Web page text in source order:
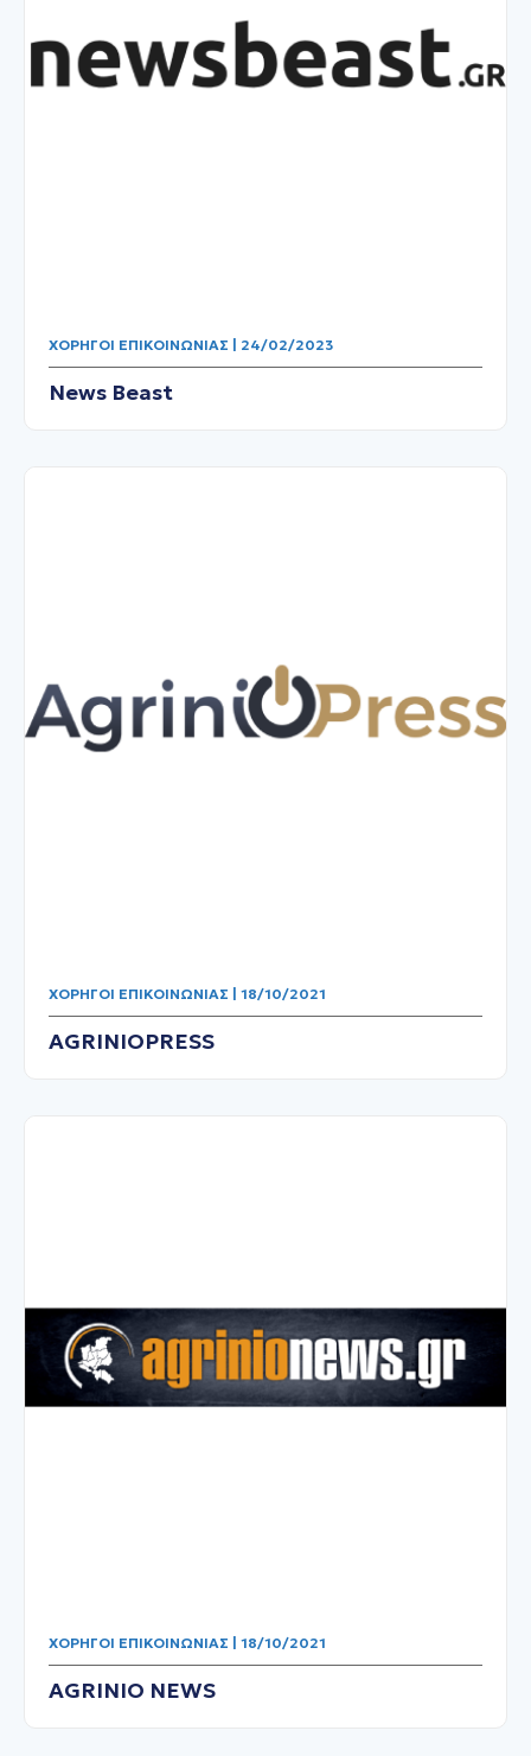
ΧΟΡΗΓΟΊ ΕΠΙΚΟΙΝΩΝΊΑΣ | 24/02/2023
News Beast
ΧΟΡΗΓΟΊ ΕΠΙΚΟΙΝΩΝΊΑΣ | 18/10/2021
AGRINIOPRESS
ΧΟΡΗΓΟΊ ΕΠΙΚΟΙΝΩΝΊΑΣ | 18/10/2021
AGRINIO NEWS